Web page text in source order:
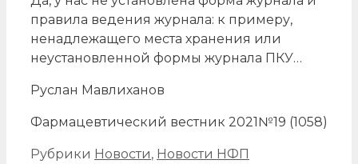
правила ведения журнала: к примеру,
ненадлежащего места хранения или
неустановленной формы журнала ПКУ…
Руслан Мавлиханов
Фармацевтический вестник 2021№19 (1058)
Рубрики Новости, Новости НФП